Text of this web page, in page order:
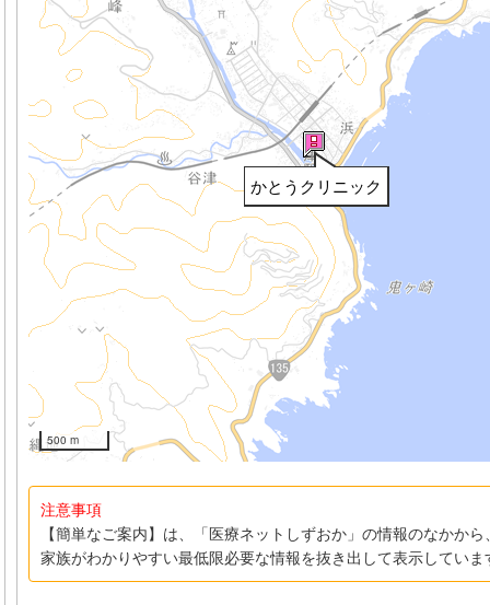
かとうクリニック
500 m
注意事項
【簡単なご案内】は、「医療ネットしずおか」の情報のなかか
家族がわかりやすい最低限必要な情報を抜き出して表示していま